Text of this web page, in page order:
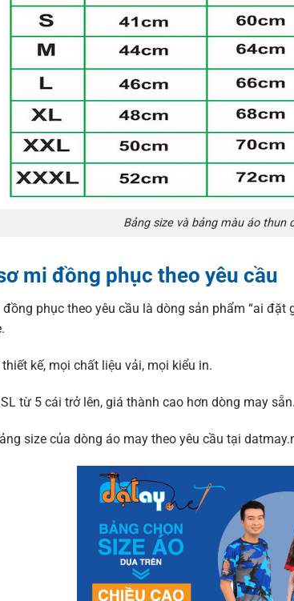
Bảng size và bảng màu áo thun
mi đồng phục theo yêu cầu
phục theo yêu cầu là dòng sản phẩm “ai đặt
kế, mọi chất liệu vải, mọi kiểu in.
từ 5 cái trở lên, giá thành cao hơn dòng may sẵn.
size của dòng áo may theo yêu cầu tại